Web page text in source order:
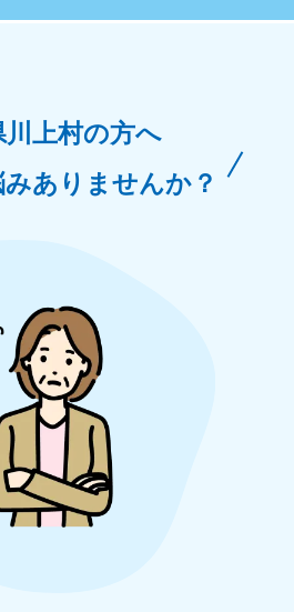
川上村の方へ
ありませんか？